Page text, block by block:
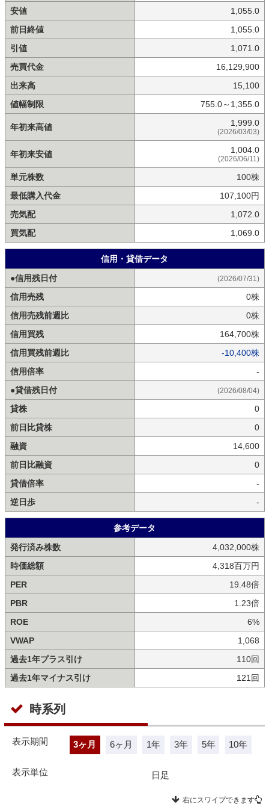
安値
1,055.0
前日終値
1,055.0
引値
1,071.0
売買代金
16,129,900
出来高
15,100
値幅制限
755.0～1,355.0
年初来高値 1,999.0
(2026/03/03)
年初来安値 1,004.0
(2026/06/11)
単元株数
100株
最低購入代金
107,100円
売気配
1,072.0
買気配
1,069.0
信用・貸借データ
●信用残日付
(2026/07/31)
信用売残
0株
信用売残前週比
0株
信用買残
164,700株
信用買残前週比
-10,400株
信用倍率
-
●貸借残日付
(2026/08/04)
貸株
0
前日比貸株
0
融資
14,600
前日比融資
0
貸借倍率
-
逆日歩
-
参考データ
発行済み株数
4,032,000株
時価総額
4,318百万円
PER
19.48倍
PBR
1.23倍
ROE
6%
VWAP
1,068
過去1年プラス引け
110回
過去1年マイナス引け
121回
時系列
表示期間 3ヶ月 6ヶ月 1年 3年 5年 10年
表示単位 日足
右にスワイプできます